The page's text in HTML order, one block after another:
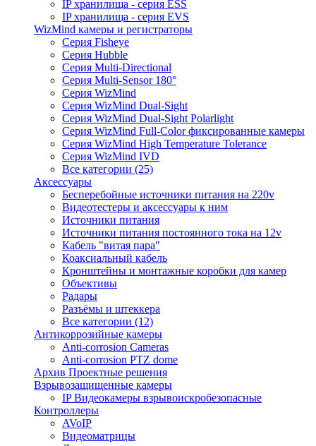
IP хранилища - серия ESS
IP хранилища - серия EVS
WizMind камеры и регистраторы
Серия Fisheye
Серия Hubble
Серия Multi-Directional
Серия Multi-Sensor 180°
Серия WizMind
Серия WizMind Dual-Sight
Серия WizMind Dual-Sight Polarlight
Серия WizMind Full-Color фиксированные камеры
Серия WizMind High Temperature Tolerance
Серия WizMind IVD
Все категории (25)
Аксессуары
Бесперебойные источники питания на 220v
Видеотестеры и аксессуары к ним
Источники питания
Источники питания постоянного тока на 12v
Кабель "витая пара"
Коаксиальный кабель
Кронштейны и монтажные коробки для камер
Объективы
Радары
Разъёмы и штеккера
Все категории (12)
Антикоррозийные камеры
Anti-corrosion Cameras
Anti-corrosion PTZ dome
Архив Проектные решения
Взрывозащищенные камеры
IP Видеокамеры взрывоискробезопасные
Контроллеры
AVoIP
Видеоматрицы